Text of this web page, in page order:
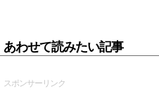
あわせて読みたい記事
スポンサーリンク